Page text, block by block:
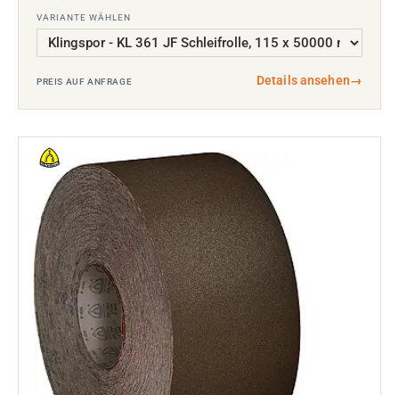
VARIANTE WÄHLEN
PREIS AUF ANFRAGE Details ansehen→